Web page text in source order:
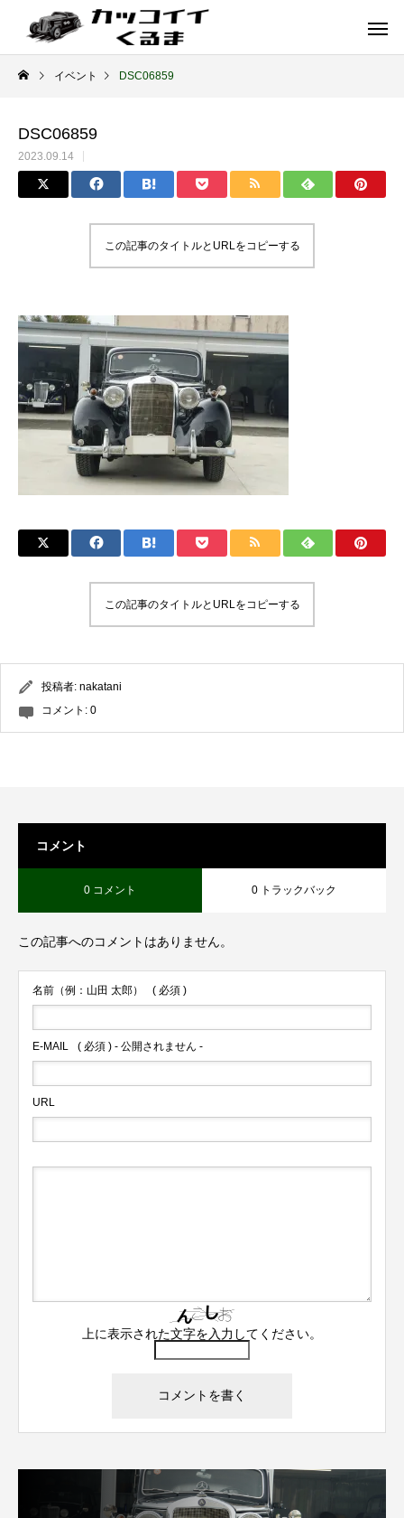
イギリス車
ENGLAND GERMANY
イベント DSC06859
DSC06859
2023.09.14
この記事のタイトルとURLをコピーする
この記事のタイトルとURLをコピーする
投稿者: nakatani
コメント: 0
コメント
0 コメント 0 トラックバック
この記事へのコメントはありません。
名前（例：山田 太郎） ( 必須 )
E-MAIL ( 必須 ) - 公開されません -
URL
上に表示された文字を入力してください。